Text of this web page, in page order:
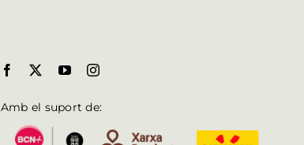
Amb el suport de: